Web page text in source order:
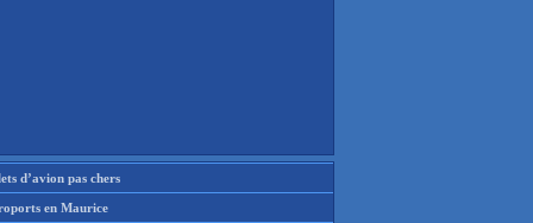
d’avion pas chers
en Maurice